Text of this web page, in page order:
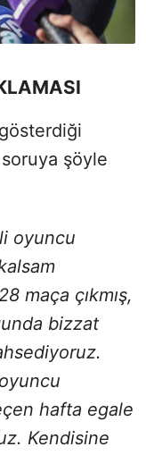
şöyle
oyuncu
maça çıkmış,
bizzat
hafta egale
Kendisine